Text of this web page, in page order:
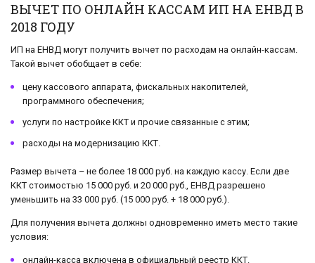
ВЫЧЕТ ПО ОНЛАЙН КАССАМ ИП НА ЕНВД В
2018 ГОДУ
ИП на ЕНВД могут получить вычет по расходам на онлайн-кассам.
Такой вычет обобщает в себе:
цену кассового аппарата, фискальных накопителей,
программного обеспечения;
услуги по настройке ККТ и прочие связанные с этим;
расходы на модернизацию ККТ.
Размер вычета – не более 18 000 руб. на каждую кассу. Если две
ККТ стоимостью 15 000 руб. и 20 000 руб., ЕНВД разрешено
уменьшить на 33 000 руб. (15 000 руб. + 18 000 руб.).
Для получения вычета должны одновременно иметь место такие
условия:
онлайн-касса включена в официальный реестр ККТ.